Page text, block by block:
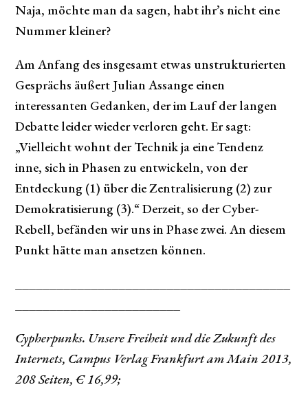
Naja, möchte man da sagen, habt ihr’s nicht eine
Nummer kleiner?
Am Anfang des insgesamt etwas unstrukturierten
Gesprächs äußert Julian Assange einen
interessanten Gedanken, der im Lauf der langen
Debatte leider wieder verloren geht. Er sagt:
„Vielleicht wohnt der Technik ja eine Tendenz
inne, sich in Phasen zu entwickeln, von der
Entdeckung (1) über die Zentralisierung (2) zur
Demokratisierung (3).“ Derzeit, so der Cyber-
Rebell, befänden wir uns in Phase zwei. An diesem
Punkt hätte man ansetzen können.
Cypherpunks. Unsere Freiheit und die Zukunft des
Internets, Campus Verlag Frankfurt am Main 2013,
208 Seiten, € 16,99;